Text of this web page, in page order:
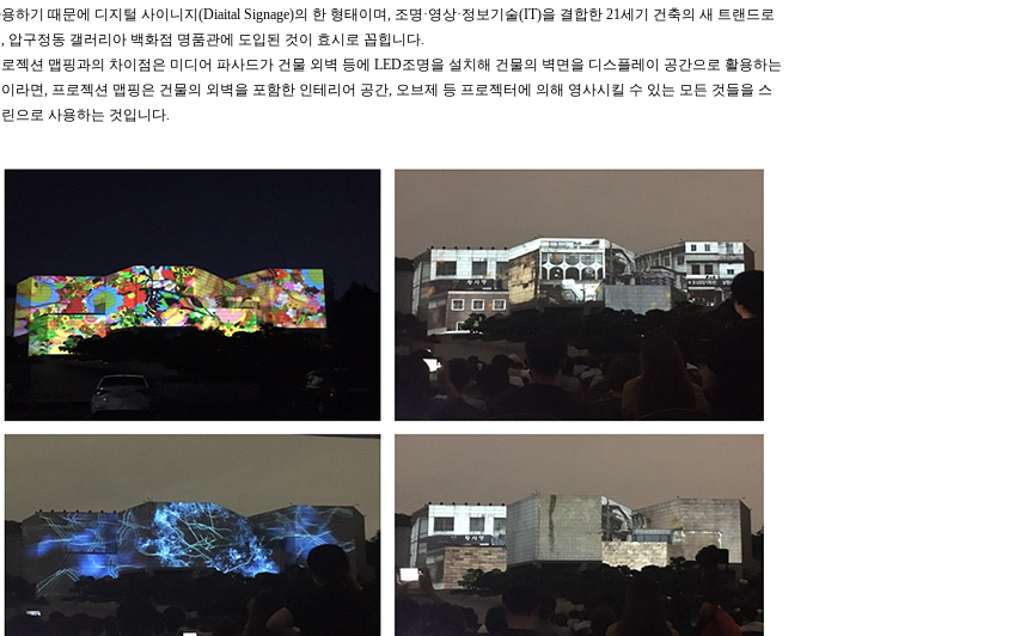
하기 때문에 디지털 사이니지(Diaital Signage)의 한 형태이며, 조명·영상·정보기술(IT)을 결합한 21세기 건축의 새 트랜드로
압구정동 갤러리아 백화점 명품관에 도입된 것이 효시로 꼽힙니다.
젝션 맵핑과의 차이점은 미디어 파사드가 건물 외벽 등에 LED조명을 설치해 건물의 벽면을 디스플레이 공간으로 활용하는
라면, 프로젝션 맵핑은 건물의 외벽을 포함한 인테리어 공간, 오브제 등 프로젝터에 의해 영사시킬 수 있는 모든 것들을 스
으로 사용하는 것입니다.